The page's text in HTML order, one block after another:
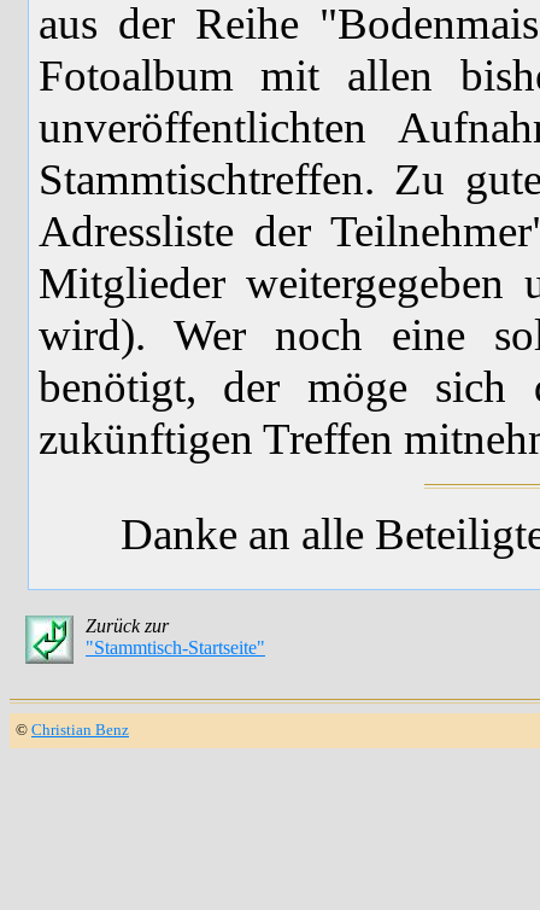
aus der Reihe
Fotoalbum mit allen
unveröffentlichten
Stammtischtreffen. Zu
Adressliste der
Mitglieder
wird). Wer noch eine
benötigt, der möge
zukünftigen Treffen
Danke an alle
Zurück zur
"Stammtisch-Startseite"
© Christian Benz